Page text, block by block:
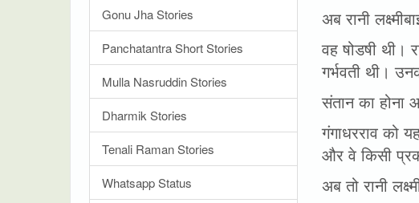
अब रानी
वह षोडषी थी।
गर्भवती थी।
संतान का होना
गंगाधरराव को
और वे किसी
अब तो रानी
Gonu Jha Stories
Panchatantra Short Stories
Mulla Nasruddin Stories
Dharmik Stories
Tenali Raman Stories
Whatsapp Status